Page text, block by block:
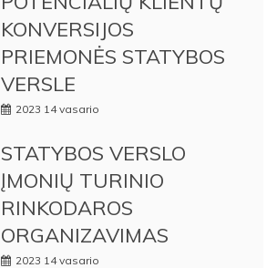
KONVERSIJOS
PRIEMONĖS STATYBOS
VERSLE
2023 14 vasario
STATYBOS VERSLO
ĮMONIŲ TURINIO
RINKODAROS
ORGANIZAVIMAS
2023 14 vasario